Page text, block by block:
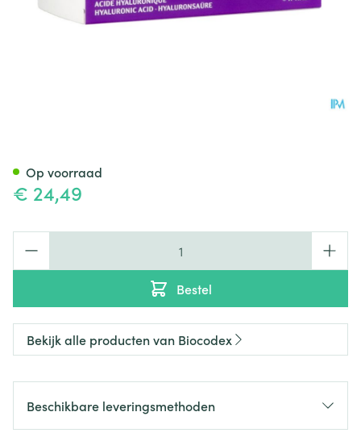
€ 24,49
Bestel
Op voorraad
Bekijk alle producten van Biocodex
Beschikbare leveringsmethoden